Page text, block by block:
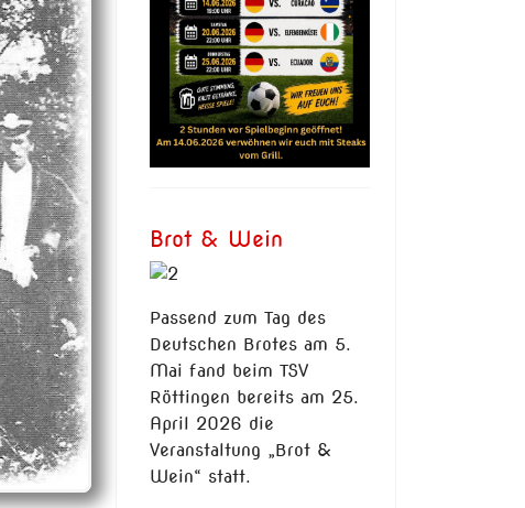
Brot & Wein
Passend zum Tag des
Deutschen Brotes am 5.
Mai fand beim TSV
Röttingen bereits am 25.
April 2026 die
Veranstaltung „Brot &
Wein“ statt.